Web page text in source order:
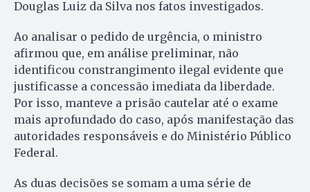
Douglas Luiz da Silva nos fatos investigados.
Ao analisar o pedido de urgência, o ministro
afirmou que, em análise preliminar, não
identificou constrangimento ilegal evidente que
justificasse a concessão imediata da liberdade.
Por isso, manteve a prisão cautelar até o exame
mais aprofundado do caso, após manifestação das
autoridades responsáveis e do Ministério Público
Federal.
As duas decisões se somam a uma série de